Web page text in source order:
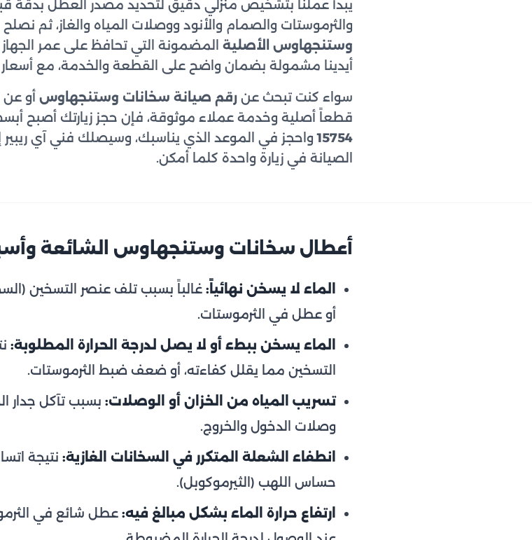
يبدأ عملنا بتشخيص منزلي دقيق لتحديد مصدر العطل بدقة
والثرموستات والصمام والأنود ووصلات المياه والغاز، ثم
وستنجهاوس الأصلية المضمونة التي تحافظ على عمر
أيدينا مشمولة بضمان واضح على القطعة والخدمة، مع أسعار
سواء كنت تبحث عن رقم صيانة سخانات وستنجهاوس أو عن
قطعاً أصلية وخدمة عملاء موثوقة، فإن حجز زيارتك أصبح
15754واحجز في الموعد الذي يناسبك، وسيصلك فني آي ريبير
الصيانة في زيارة واحدة كلما أمكن.
أعطال سخانات وستنجهاوس الشائعة
الماء لا يسخن نهائياً: غالباً بسبب تلف عنصر التسخين
أو عطل في الثرموستات.
الماء يسخن ببطء أو لا يصل لدرجة الحرارة المطلوبة:
التسخين مما يقلل كفاءته، أو ضعف ضبط الثرموستات.
تسريب المياه من الخزان أو الوصلات: بسبب تآكل جدار
وصلات الدخول والخروج.
انطفاء الشعلة المتكرر في السخانات الغازية: نتيجة
حساس اللهب (الثيرموكوبل).
ارتفاع حرارة الماء بشكل مبالغ فيه: عطل شائع في